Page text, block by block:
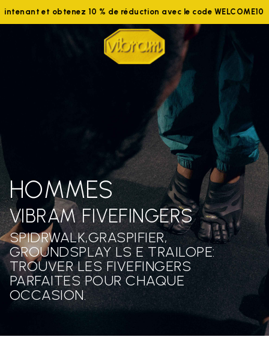
et obtenez 10 % de réduction avec le code WELCOME10
HOMMES
VIBRAM FIVEFINGERS
SPIDRWALK,GRASPIFIER,
GROUNDSPLAY LS E TRAILOPE:
TROUVER LES FIVEFINGERS
PARFAITES POUR CHAQUE
OCCASION.